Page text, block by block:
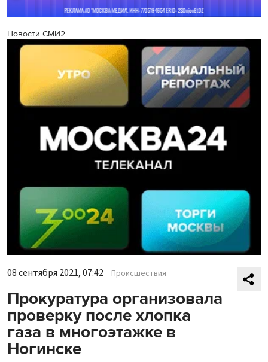
Новости СМИ2
08 сентября 2021, 07:42 Происшествия
Прокуратура организовала
проверку после хлопка
газа в многоэтажке в
Ногинске